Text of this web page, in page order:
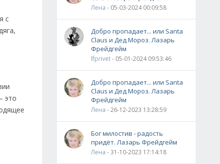
с
это
Лена - 05-03-2024 00:09:58
Добро пропадает... или Santa
Claus и Дед Мороз. Лазарь
Фрейдгейм
lfprivet- 05-01-2024 09:53:46
Добро пропадает... или Santa
Claus и Дед Мороз. Лазарь
Фрейдгейм
Лена - 26-12-2023 13:28:59
Бог милостив - радость
придёт. Лазарь Фрейдгейм
Лена - 31-10-2023 17:14:18